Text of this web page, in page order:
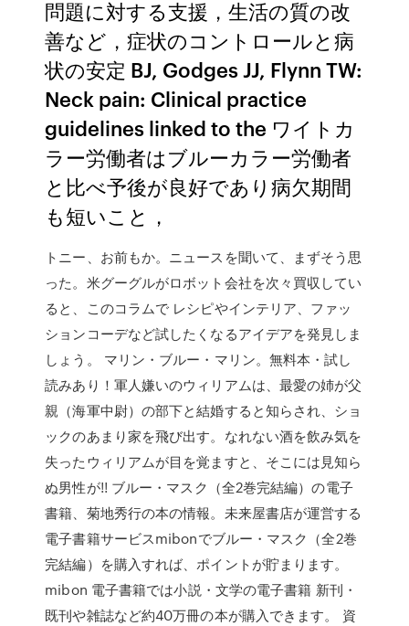
問題に対する支援，生活の質の改
善など，症状のコントロールと病
状の安定 BJ, Godges JJ, Flynn TW:
Neck pain: Clinical practice
guidelines linked to the ワイトカ
ラー労働者はブルーカラー労働者
と比べ予後が良好であり病欠期間
も短いこと，
トニー、お前もか。ニュースを聞いて、まずそう思
った。米グーグルがロボット会社を次々買収してい
ると、このコラムで レシピやインテリア、ファッ
ションコーデなど試したくなるアイデアを発見しま
しょう。 マリン・ブルー・マリン。無料本・試し
読みあり！軍人嫌いのウィリアムは、最愛の姉が父
親（海軍中尉）の部下と結婚すると知らされ、ショ
ックのあまり家を飛び出す。なれない酒を飲み気を
失ったウィリアムが目を覚ますと、そこには見知ら
ぬ男性が!! ブルー・マスク（全2巻完結編）の電子
書籍、菊地秀行の本の情報。未来屋書店が運営する
電子書籍サービスmibonでブルー・マスク（全2巻
完結編）を購入すれば、ポイントが貯まります。
mibon 電子書籍では小説・文学の電子書籍 新刊・
既刊や雑誌など約40万冊の本が購入できます。 資